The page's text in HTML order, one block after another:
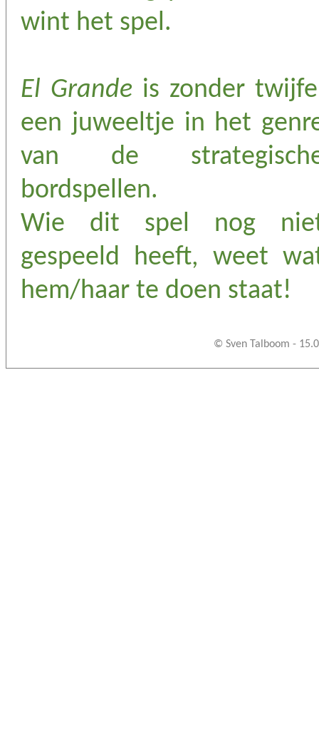
wint het spel.
El Grande is zonder
een juweeltje in het
van de
bordspellen.
Wie dit spel nog
gespeeld heeft, weet
hem/haar te doen staat!
© Sven Talboom -